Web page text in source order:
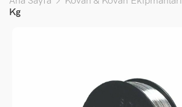
Kg